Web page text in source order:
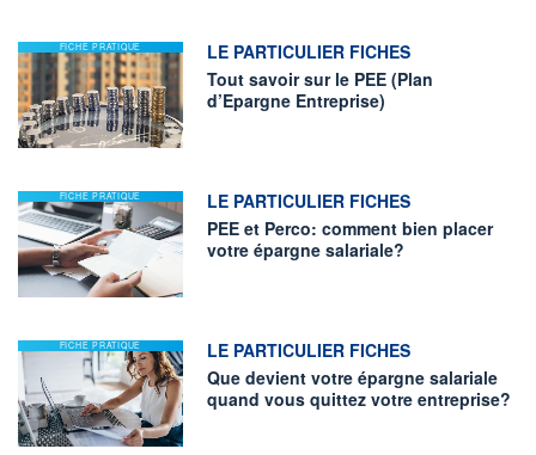
FICHE PRATIQUE information fournie par
LE PARTICULIER FICHES
Tout savoir sur le PEE (Plan
d’Epargne Entreprise)
FICHE PRATIQUE information fournie par
LE PARTICULIER FICHES
PEE et Perco: comment bien placer
votre épargne salariale?
FICHE PRATIQUE information fournie par
LE PARTICULIER FICHES
Que devient votre épargne salariale
quand vous quittez votre entreprise?